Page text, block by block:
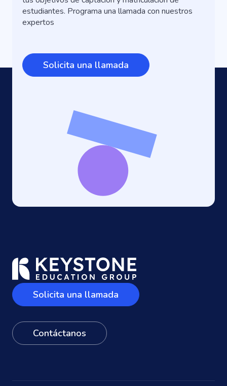
estudiantes. Programa una llamada con nuestros
expertos
Solicita una llamada
Solicita una llamada
Contáctanos